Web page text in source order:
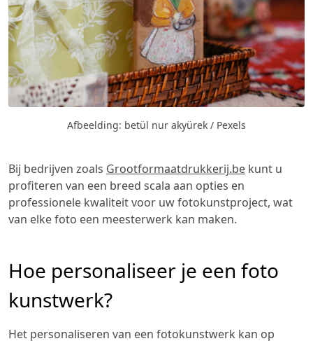
Afbeelding: betül nur akyürek / Pexels
Bij bedrijven zoals Grootformaatdrukkerij.be kunt u
profiteren van een breed scala aan opties en
professionele kwaliteit voor uw fotokunstproject, wat
van elke foto een meesterwerk kan maken.
Hoe personaliseer je een foto
kunstwerk?
Het personaliseren van een fotokunstwerk kan op